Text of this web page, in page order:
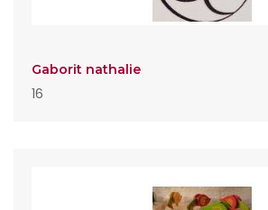
Gaborit nathalie
16